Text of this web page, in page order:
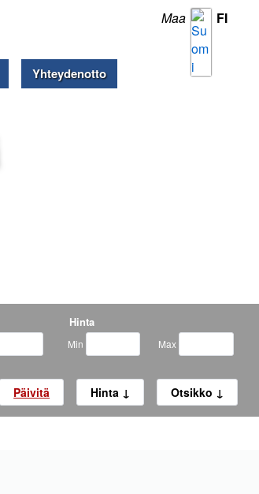
Maa FI
Yhteydenotto
Hinta
Min Max
Päivitä Hinta Otsikko